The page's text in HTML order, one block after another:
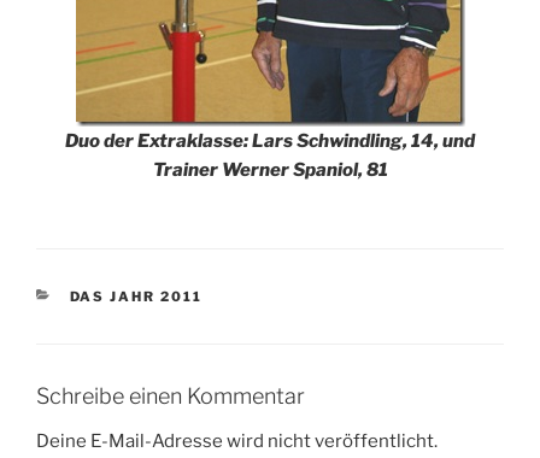
Duo der Extraklasse: Lars Schwindling, 14, und
Trainer Werner Spaniol, 81
KATEGORIEN
DAS JAHR 2011
Schreibe einen Kommentar
Deine E-Mail-Adresse wird nicht veröffentlicht.